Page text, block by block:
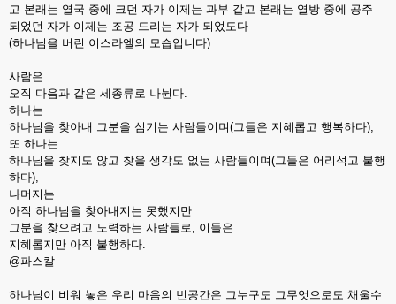
고 본래는 열국 중에 크던 자가 이제는 과부 같고 본래는 열방 중에 공주
되었던 자가 이제는 조공 드리는 자가 되었도다
(하나님을 버린 이스라엘의 모습입니다)
사람은
오직 다음과 같은 세종류로 나뉜다.
하나는
하나님을 찾아내 그분을 섬기는 사람들이며(그들은 지혜롭고 행복하다),
또 하나는
하나님을 찾지도 않고 찾을 생각도 없는 사람들이며(그들은 어리석고 불행
하다),
나머지는
아직 하나님을 찾아내지는 못했지만
그분을 찾으려고 노력하는 사람들로, 이들은
지혜롭지만 아직 불행하다.
@파스칼
하나님이 비워 놓은 우리 마음의 빈공간은 그누구도 그무엇으로도 채울수